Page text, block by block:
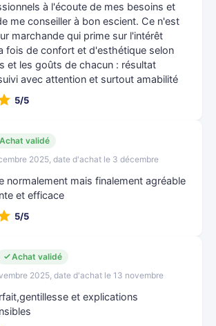
à l'écoute de mes besoins et
me conseiller à bon escient. Ce n'est
marchande qui prime sur l'intérêt
fois de confort et d'esthétique selon
et les goûts de chacun : résultat
avec attention et surtout amabilité
5/5
Achat validé
2025, date d'achat le 3 décembre
normalement mais finalement agréable
et efficace
5/5
Achat validé
2025, date d'achat le 13 novembre
et explications